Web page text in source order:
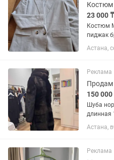
Костюм
23 000
Костюм
пиджак
размер
Астана,
Реклама
Продам
150
Шуба
длинная
темно
носила
Астана,
Реклама